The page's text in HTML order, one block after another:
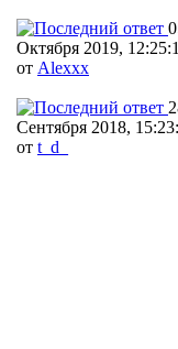
Октября 2019,
от Alexxx
Сентября 2018,
от t_d_